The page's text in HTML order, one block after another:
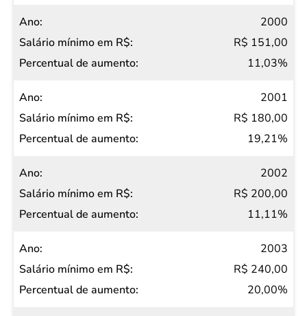
2000
R$ 151,00
11,03%
2001
R$ 180,00
19,21%
2002
R$ 200,00
11,11%
2003
R$ 240,00
20,00%